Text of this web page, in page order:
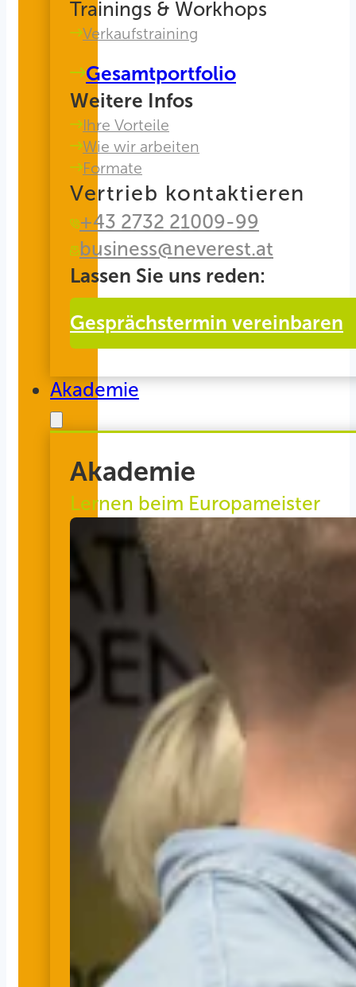
Trainings & Workhops
Verkaufstraining
Gesamtportfolio
Weitere Infos
Ihre Vorteile
Wie wir arbeiten
Formate
Vertrieb kontaktieren
+43 2732 21009-99
business@neverest.at
Lassen Sie uns reden:
Gesprächstermin vereinbaren
Akademie
Akademie
Lernen beim Europameister